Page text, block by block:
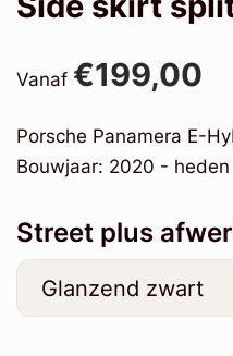
Vanaf €199,00
Porsche Panamera E-
Bouwjaar: 2020 - heden
Street plus